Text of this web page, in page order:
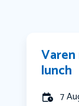
lunch
7